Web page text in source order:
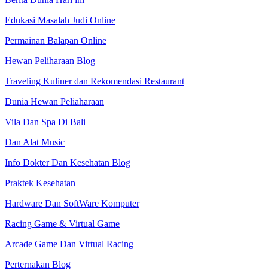
Edukasi Masalah Judi Online
Permainan Balapan Online
Hewan Peliharaan Blog
Traveling Kuliner dan Rekomendasi Restaurant
Dunia Hewan Peliaharaan
Vila Dan Spa Di Bali
Dan Alat Music
Info Dokter Dan Kesehatan Blog
Praktek Kesehatan
Hardware Dan SoftWare Komputer
Racing Game & Virtual Game
Arcade Game Dan Virtual Racing
Perternakan Blog